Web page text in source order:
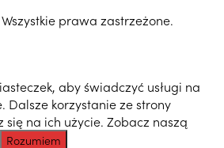
prawa zastrzeżone.
aby świadczyć usługi na
Dalsze korzystanie ze strony
na ich użycie. Zobacz naszą
Rozumiem